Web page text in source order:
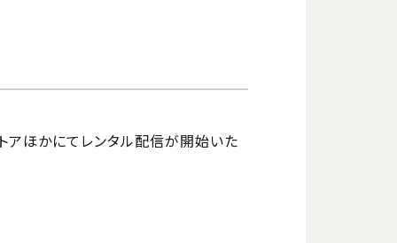
アほかにてレンタル配信が開始いた